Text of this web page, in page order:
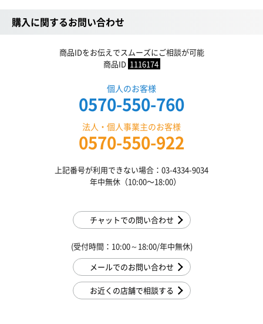
購入に関するお問い合わせ
商品IDをお伝えでスムーズにご相談が可能
商品ID 1116174
個人のお客様
0570-550-760
法人・個人事業主のお客様
0570-550-922
上記番号が利用できない場合：03-4334-9034
年中無休（10:00〜18:00）
チャットでの問い合わせ
(受付時間：10:00～18:00/年中無休)
メールでのお問い合わせ
お近くの店舗で相談する